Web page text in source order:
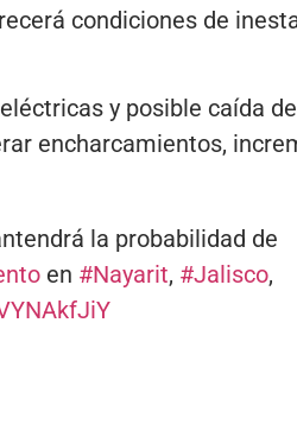
condiciones de
y posible caída de
encharcamientos,
la probabilidad de
en #Nayarit, #Jalisco,